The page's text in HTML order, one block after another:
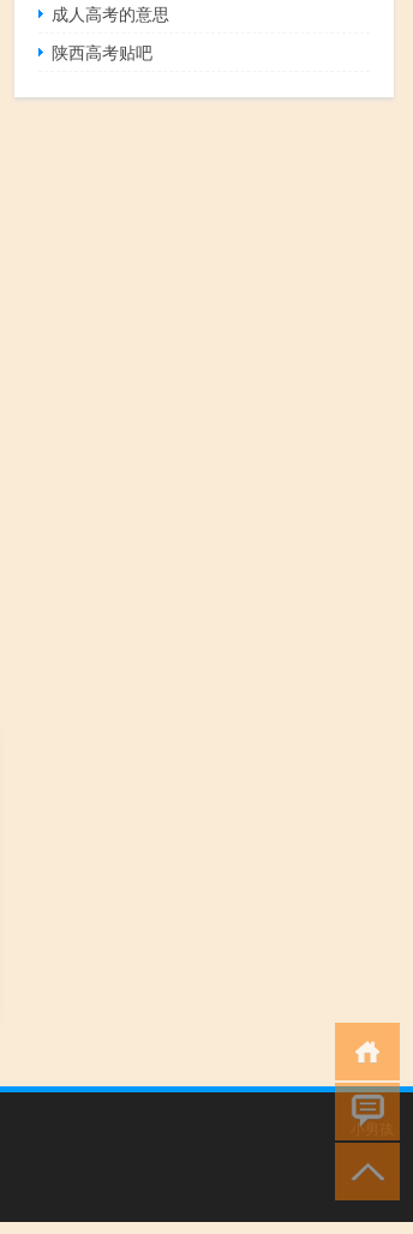
成人高考的意思
陕西高考贴吧
小男孩